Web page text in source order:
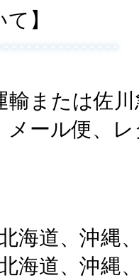
】
または佐
ール便、レ
海道、沖縄
海道、沖縄